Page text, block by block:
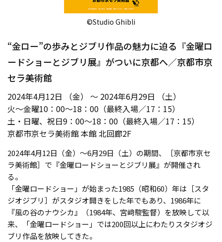
©️Studio Ghibli
“金ロー”の歩みとジブリ作品の魅力に迫る『金曜ロ
ードショーとジブリ展』がついに京都へ／京都市京
セラ美術館
2024年4月12日 （金） ～ 2024年6月29日 （土）
火〜金曜10：00～18：00（最終入場／17：15）
土・日曜、祝日9：00〜18：00（最終入場／17：15）
京都市京セラ美術館 本館 北回廊2F
2024年4月12日（金）〜6月29日（土）の期間、［京都市京セ
ラ美術館］で『金曜ロードショーとジブリ展』が開催され
る。
「金曜ロードショー」が始まった1985（昭和60）年は［スタ
ジオジブリ］がスタジオ開きをした年でもあり、1986年に
『風の谷のナウシカ』（1984年、宮﨑駿監督）を放映して以
来、「金曜ロードショー」では200回以上にわたりスタジオジ
ブリ作品を放映してきた。